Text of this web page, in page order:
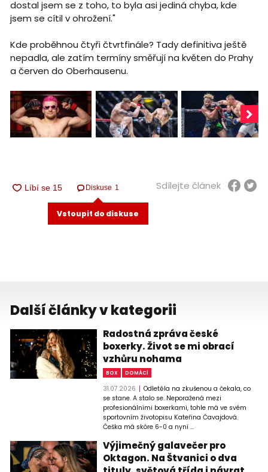
dostal jsem se z toho, to byla asi jediná chyba, kde
jsem se cítil v ohrožení."
Kde proběhnou čtyři čtvrtfinále? Tady definitiva ještě
nepadla, ale zatím termíny směřují na květen do Prahy
a červen do Oberhausenu.
Diskuse 1
Vstoupit do diskuse
Sdílejte článek
Další články v kategorii
Radostná zpráva české
boxerky. Život se mi obrací
vzhůru nohama
BOX DOMÁCÍ
31.07.2026
Odletěla na zkušenou a čekala, co
se stane. A stalo se. Neporažená mezi
profesionálními boxerkami, tohle má ve svém
sportovním životopisu Kateřina Čavajdová.
Češka má skóre 6-0 a nyní ...
Výjimečný galavečer pro
Oktagon. Na Štvanici o dva